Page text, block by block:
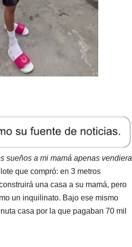
sueños a mi mamá apenas vendiera
que compró: en 3 metros
una casa a su mamá, pero
un inquilinato. Bajo ese mismo
casa por la que pagaban 70 mil